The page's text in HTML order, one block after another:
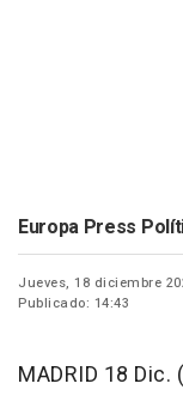
Europa Press
Jueves, 18 diciembre
Publicado: 14:43
MADRID 18 Dic.